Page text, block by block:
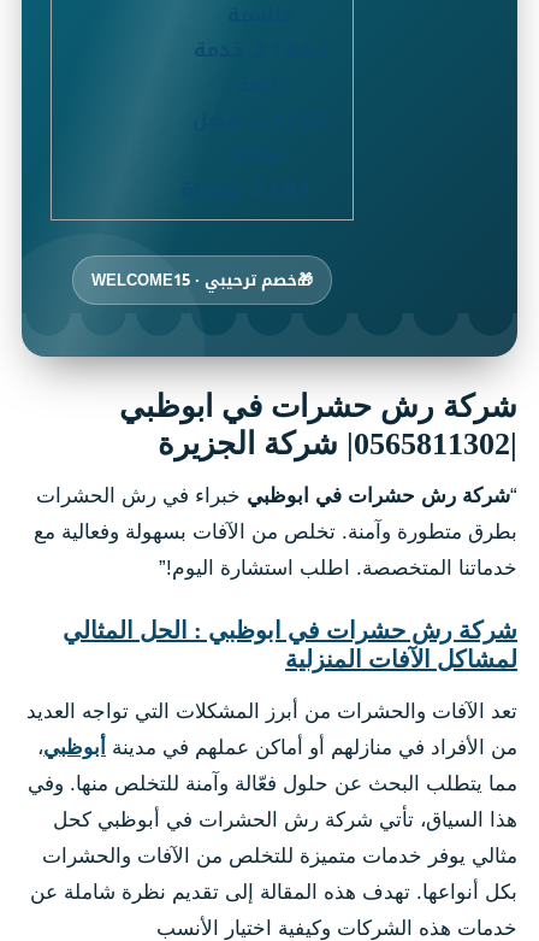
🎁خصم ترحيبي · WELCOME15
شركة رش حشرات في ابوظبي
|0565811302| شركة الجزيرة
“شركة رش حشرات في ابوظبي خبراء في رش الحشرات
بطرق متطورة وآمنة. تخلص من الآفات بسهولة وفعالية مع
خدماتنا المتخصصة. اطلب استشارة اليوم!”
شركة رش حشرات في ابوظبي : الحل المثالي
لمشاكل الآفات المنزلية
تعد الآفات والحشرات من أبرز المشكلات التي تواجه العديد
من الأفراد في منازلهم أو أماكن عملهم في مدينة
أبوظبي،
مما يتطلب البحث عن حلول فعّالة وآمنة للتخلص منها. وفي
هذا السياق، تأتي شركة رش الحشرات في أبوظبي كحل
مثالي يوفر خدمات متميزة للتخلص من الآفات والحشرات
بكل أنواعها. تهدف هذه المقالة إلى تقديم نظرة شاملة عن
خدمات هذه الشركات وكيفية اختيار الأنسب